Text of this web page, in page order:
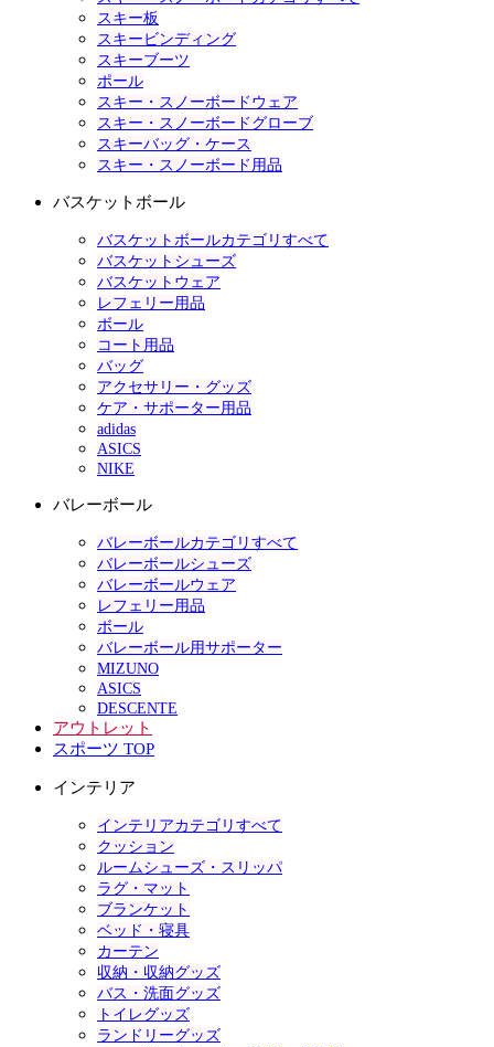
スキー板
スキービンディング
スキーブーツ
ポール
スキー・スノーボードウェア
スキー・スノーボードグローブ
スキーバッグ・ケース
スキー・スノーボード用品
バスケットボール
バスケットボールカテゴリすべて
バスケットシューズ
バスケットウェア
レフェリー用品
ボール
コート用品
バッグ
アクセサリー・グッズ
ケア・サポーター用品
adidas
ASICS
NIKE
バレーボール
バレーボールカテゴリすべて
バレーボールシューズ
バレーボールウェア
レフェリー用品
ボール
バレーボール用サポーター
MIZUNO
ASICS
DESCENTE
アウトレット
スポーツ TOP
インテリア
インテリアカテゴリすべて
クッション
ルームシューズ・スリッパ
ラグ・マット
ブランケット
ベッド・寝具
カーテン
収納・収納グッズ
バス・洗面グッズ
トイレグッズ
ランドリーグッズ